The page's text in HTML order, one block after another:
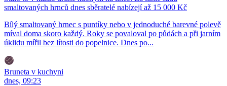
smaltovaných hrnců dnes sběratelé nabízejí až 15 000 Kč
Bílý smaltovaný hrnec s puntíky nebo v jednoduché barevné polevě
míval doma skoro každý. Roky se povaloval po půdách a při jarním
úklidu mířil bez lítosti do popelnice. Dnes po...
Bruneta v kuchyni
dnes, 09:23